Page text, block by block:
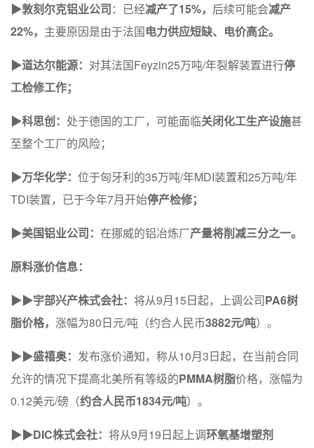
▶敦刻尔克铝业公司：已经减产了15%， 后续可能会减产
22%， 主要原因是由于法国电力供应短缺、电价高企。
▶道达尔能源： 对其法国Feyzin25万吨/年裂解装置进行停
工检修工作；
▶科思创： 处于德国的工厂，可能面临关闭化工生产设施甚
至整个工厂的风险；
▶万华化学： 位于匈牙利的35万吨/年MDI装置和25万吨/年
TDI装置，已于今年7月开始停产检修；
▶美国铝业公司： 在挪威的铝冶炼厂产量将削减三分之一。
原料涨价信息：
▶▶宇部兴产株式会社： 将从9月15日起，上调公司PA6树
脂价格， 涨幅为80日元/吨（约合人民币3882元/吨）。
▶▶盛禧奥： 发布涨价通知，称从10月3日起，在当前合同
允许的情况下提高北美所有等级的PMMA树脂价格，涨幅为
0.12美元/磅（约合人民币1834元/吨）。
▶▶DIC株式会社： 将从9月19日起上调环氧基增塑剂